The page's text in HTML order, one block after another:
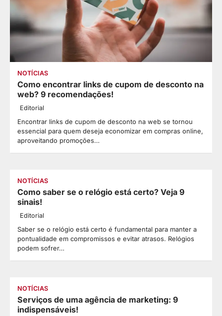
NOTÍCIAS
Como encontrar links de cupom de desconto na
web? 9 recomendações!
Editorial
Encontrar links de cupom de desconto na web se tornou
essencial para quem deseja economizar em compras online,
aproveitando promoções…
NOTÍCIAS
Como saber se o relógio está certo? Veja 9
sinais!
Editorial
Saber se o relógio está certo é fundamental para manter a
pontualidade em compromissos e evitar atrasos. Relógios
podem sofrer…
NOTÍCIAS
Serviços de uma agência de marketing: 9
indispensáveis!